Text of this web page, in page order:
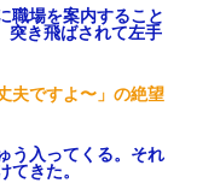
ラヘラと部屋に入っ
とSNSで呟いた
送ってきた。
職場を案内すること
き飛ばされて左手
夫ですよ〜」の絶望
う入ってくる。それ
てきた。